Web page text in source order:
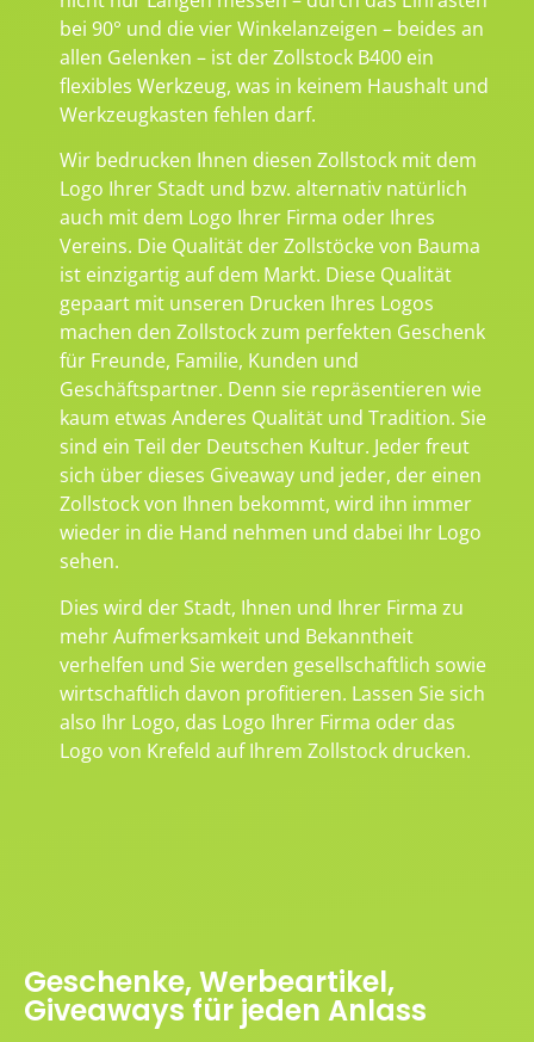
bei 90° und die vier Winkelanzeigen – beides an
allen Gelenken – ist der Zollstock B400 ein
flexibles Werkzeug, was in keinem Haushalt und
Werkzeugkasten fehlen darf.
Wir bedrucken Ihnen diesen Zollstock mit dem
Logo Ihrer Stadt und bzw. alternativ natürlich
auch mit dem Logo Ihrer Firma oder Ihres
Vereins. Die Qualität der Zollstöcke von Bauma
ist einzigartig auf dem Markt. Diese Qualität
gepaart mit unseren Drucken Ihres Logos
machen den Zollstock zum perfekten Geschenk
für Freunde, Familie, Kunden und
Geschäftspartner. Denn sie repräsentieren wie
kaum etwas Anderes Qualität und Tradition. Sie
sind ein Teil der Deutschen Kultur. Jeder freut
sich über dieses Giveaway und jeder, der einen
Zollstock von Ihnen bekommt, wird ihn immer
wieder in die Hand nehmen und dabei Ihr Logo
sehen.
Dies wird der Stadt, Ihnen und Ihrer Firma zu
mehr Aufmerksamkeit und Bekanntheit
verhelfen und Sie werden gesellschaftlich sowie
wirtschaftlich davon profitieren. Lassen Sie sich
also Ihr Logo, das Logo Ihrer Firma oder das
Logo von Krefeld auf Ihrem Zollstock drucken.
Geschenke, Werbeartikel,
Giveaways für jeden Anlass